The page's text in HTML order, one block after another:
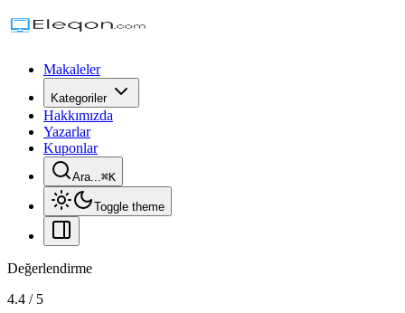
Makaleler
Kategoriler
Hakkımızda
Yazarlar
Kuponlar
Ara...⌘K
Toggle theme
Değerlendirme
4.4 / 5